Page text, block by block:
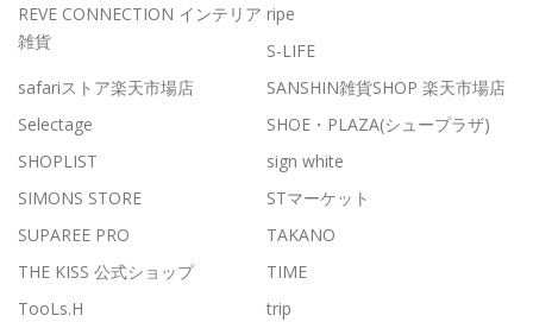
REVE CONNECTION インテリア
雑貨
ripe
S-LIFE
safariストア楽天市場店
SANSHIN雑貨SHOP 楽天市場店
Selectage
SHOE・PLAZA(シュープラザ)
SHOPLIST
sign white
SIMONS STORE
STマーケット
SUPAREE PRO
TAKANO
THE KISS 公式ショップ
TIME
TooLs.H
trip